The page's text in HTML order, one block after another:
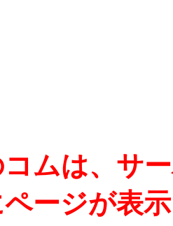
ムは、サ
ージが表